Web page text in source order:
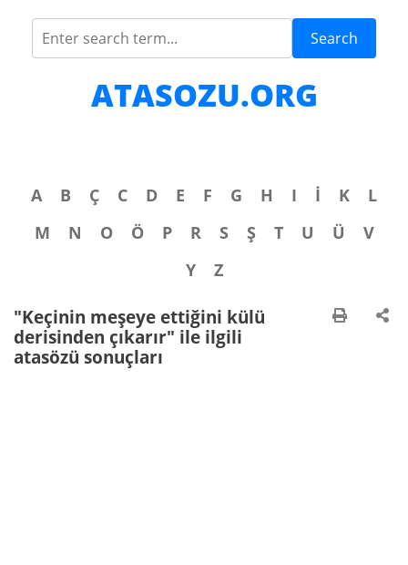
Search
ATASOZU.ORG
A B Ç C D E F G H I İ K
L
M
N O Ö P R S Ş T U Ü
V
Y
Z
"Keçinin meşeye ettiğini külü
derisinden çıkarır" ile ilgili
atasözü sonuçları